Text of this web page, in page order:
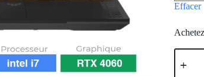
Effacer
quantité
de